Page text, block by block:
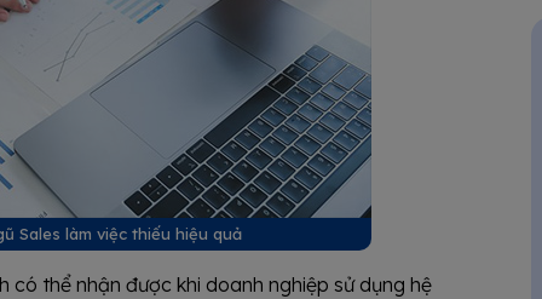
Sales làm việc thiếu hiệu quả
có thể nhận được khi doanh nghiệp sử dụng hệ